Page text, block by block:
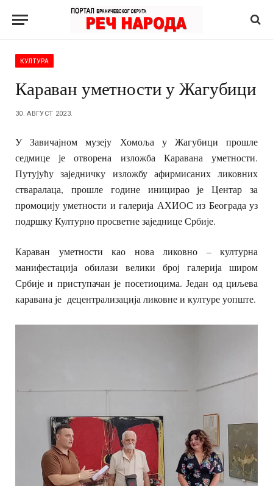
КУЛТУРА
Караван уметности у Жагубици
30. АВГУСТ 2023.
У Завичајном музеју Хомоља у Жагубици прошле
седмице је отворена изложба Каравана уметности.
Путујућу заједничку изложбу афирмисаних ликовних
стваралаца, прошле године иницирао је Центар за
промоцију уметности и галерија АХИОС из Београда уз
подршку Културно просветне заједнице Србије.
Караван уметности као нова ликовно – културна
манифестација обилази велики број галерија широм
Србије и приступачан је посетиоцима. Један од циљева
каравана је децентрализација ликовне и културе уопште.